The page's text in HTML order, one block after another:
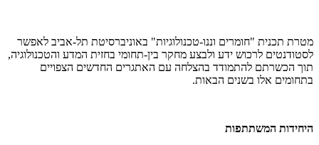
מטרת תכנית "חומרים וננו-טכנולוגיות" באוניברסיטת תל-אביב לאפשר
לסטודנטים לרכוש ידע ולבצע מחקר בין-תחומי בחזית המדע והטכנולוגיה,
תוך הכשרתם להתמודד בהצלחה עם האתגרים החדשים הצפויים
בתחומים אלו בשנים הבאות.
היחידות המשתתפות